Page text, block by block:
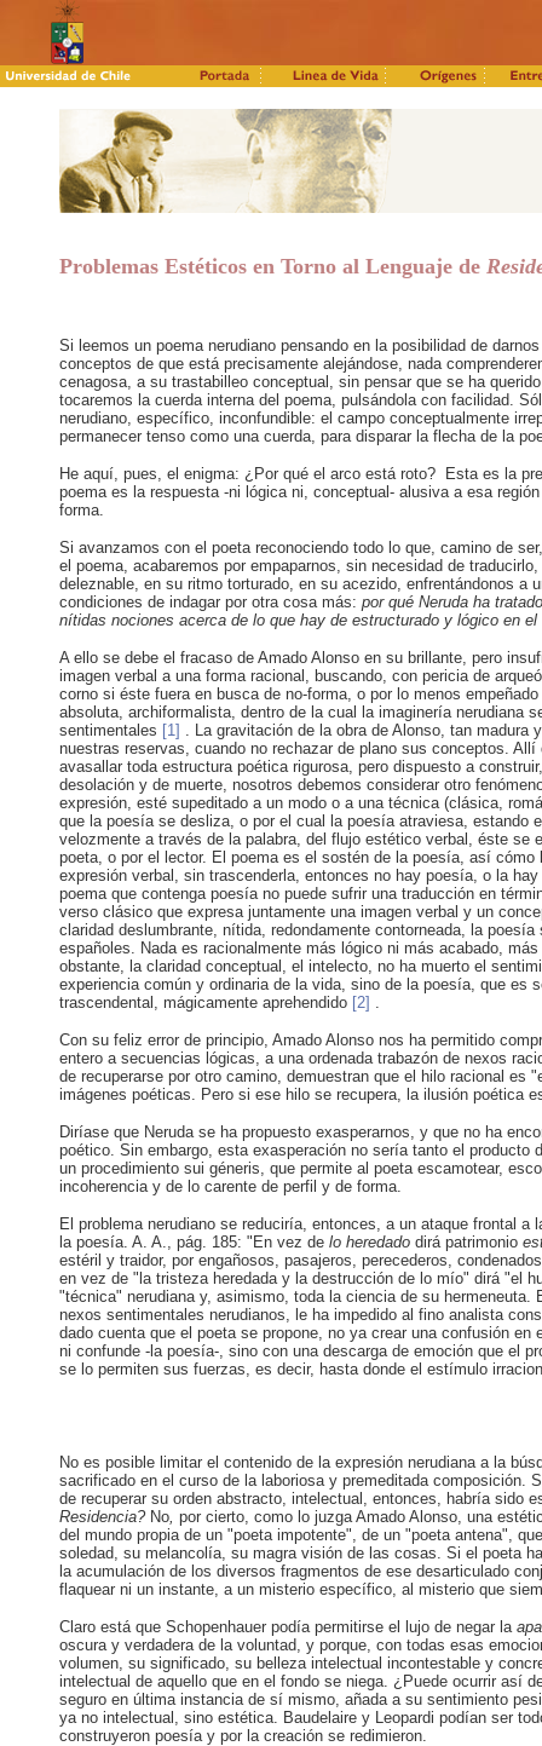
Problemas Estéticos en Torno al Lenguaje de
Si leemos un poema nerudiano pensando en la posibilidad de
conceptos de que está precisamente alejándose, nada
cenagosa, a su trastabilleo conceptual, sin pensar que se ha
tocaremos la cuerda interna del poema, pulsándola con facilidad.
nerudiano, específico, inconfundible: el campo conceptualmente
permanecer tenso como una cuerda, para disparar la flecha de la
He aquí, pues, el enigma: ¿Por qué el arco está roto? Esta es la
poema es la respuesta -ni lógica ni, conceptual- alusiva a esa
forma.
Si avanzamos con el poeta reconociendo todo lo que, camino de
el poema, acabaremos por empaparnos, sin necesidad de
deleznable, en su ritmo torturado, en su acezido, enfrentándonos
condiciones de indagar por otra cosa más: por qué Neruda ha
nítidas nociones acerca de lo que hay de estructurado y lógico en el
A ello se debe el fracaso de Amado Alonso en su brillante, pero
imagen verbal a una forma racional, buscando, con pericia de
corno si éste fuera en busca de no-forma, o por lo menos
absoluta, archiformalista, dentro de la cual la imaginería nerudiana
sentimentales [1] . La gravitación de la obra de Alonso, tan
nuestras reservas, cuando no rechazar de plano sus conceptos.
avasallar toda estructura poética rigurosa, pero dispuesto a
desolación y de muerte, nosotros debemos considerar otro
expresión, esté supeditado a un modo o a una técnica (clásica,
que la poesía se desliza, o por el cual la poesía atraviesa, estando
velozmente a través de la palabra, del flujo estético verbal, éste se
poeta, o por el lector. El poema es el sostén de la poesía, así
expresión verbal, sin trascenderla, entonces no hay poesía, o la
poema que contenga poesía no puede sufrir una traducción en
verso clásico que expresa juntamente una imagen verbal y un
claridad deslumbrante, nítida, redondamente contorneada, la
españoles. Nada es racionalmente más lógico ni más acabado,
obstante, la claridad conceptual, el intelecto, no ha muerto el
experiencia común y ordinaria de la vida, sino de la poesía, que
trascendental, mágicamente aprehendido [2] .
Con su feliz error de principio, Amado Alonso nos ha permitido
entero a secuencias lógicas, a una ordenada trabazón de nexos
de recuperarse por otro camino, demuestran que el hilo racional
imágenes poéticas. Pero si ese hilo se recupera, la ilusión poética
Diríase que Neruda se ha propuesto exasperarnos, y que no ha
poético. Sin embargo, esta exasperación no sería tanto el
un procedimiento sui géneris, que permite al poeta escamotear,
incoherencia y de lo carente de perfil y de forma.
El problema nerudiano se reduciría, entonces, a un ataque frontal
la poesía. A. A., pág. 185: "En vez de lo heredado dirá patrimonio
estéril y traidor, por engañosos, pasajeros, perecederos,
en vez de "la tristeza heredada y la destrucción de lo mío" dirá "el
"técnica" nerudiana y, asimismo, toda la ciencia de su
nexos sentimentales nerudianos, le ha impedido al fino analista
dado cuenta que el poeta se propone, no ya crear una confusión
ni confunde -la poesía-, sino con una descarga de emoción que el
se lo permiten sus fuerzas, es decir, hasta donde el estímulo
No es posible limitar el contenido de la expresión nerudiana a la
sacrificado en el curso de la laboriosa y premeditada composición.
de recuperar su orden abstracto, intelectual, entonces, habría sido
Residencia? No, por cierto, como lo juzga Amado Alonso, una
del mundo propia de un "poeta impotente", de un "poeta antena",
soledad, su melancolía, su magra visión de las cosas. Si el poeta
la acumulación de los diversos fragmentos de ese desarticulado
flaquear ni un instante, a un misterio específico, al misterio que
Claro está que Schopenhauer podía permitirse el lujo de negar la
oscura y verdadera de la voluntad, y porque, con todas esas
volumen, su significado, su belleza intelectual incontestable y
intelectual de aquello que en el fondo se niega. ¿Puede ocurrir así
seguro en última instancia de sí mismo, añada a su sentimiento
ya no intelectual, sino estética. Baudelaire y Leopardi podían ser
construyeron poesía y por la creación se redimieron.